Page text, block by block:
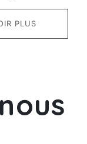
PLUS